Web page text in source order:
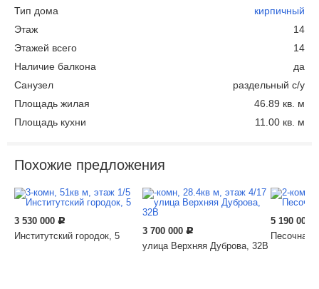
Тип дома
кирпичный
Этаж
14
Этажей всего
14
Наличие балкона
да
Санузел
раздельный с/у
Площадь жилая
46.89 кв. м
Площадь кухни
11.00 кв. м
Похожие предложения
3 530 000 Р
Институтский городок, 5 3 700 000 Р
улица Верхняя Дуброва, 32В
5 190 000
Песочная